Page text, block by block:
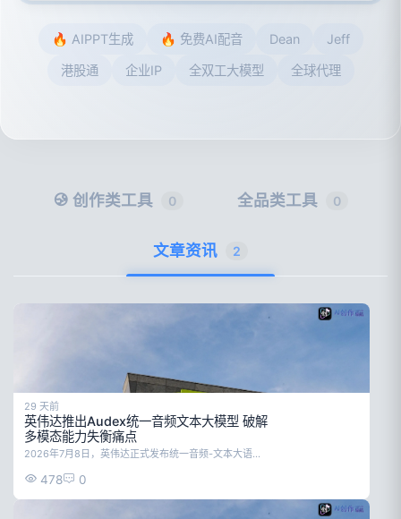
🔥 AIPPT生成 🔥 免费AI配音 Dean Jeff
港股通 企业IP 全双工大模型 全球代理
创作类工具 0 全品类工具 0
文章资讯 2
29 天前
英伟达推出Audex统一音频文本大模型 破解
多模态能力失衡痛点
2026年7月8日，英伟达正式发布统一音频-文本大语言模型Nemotron-Labs-Audex-30B-A3B（简称Audex）。该模型基于纯文本MoE（混合专家模型）架构搭建，采用单一Transformer解码器，训练数据涵盖1574亿音频token与3205亿文本token，解决了此前多模态模型音频能力升级时文本逻辑下降的行业痛点，可实现音频理解与文本能力的高效平衡。
478 0